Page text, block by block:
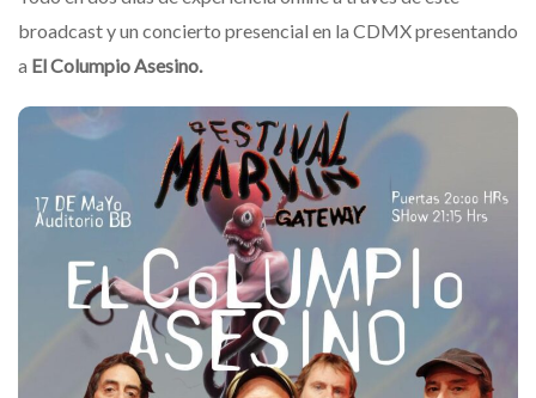
broadcast y un concierto presencial en la CDMX presentando
a El Columpio Asesino.